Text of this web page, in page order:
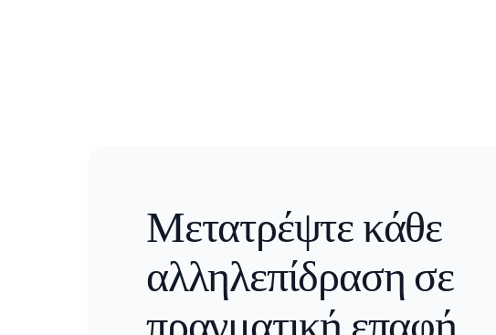
Μετατρέψτε κάθε
αλληλεπίδραση σε